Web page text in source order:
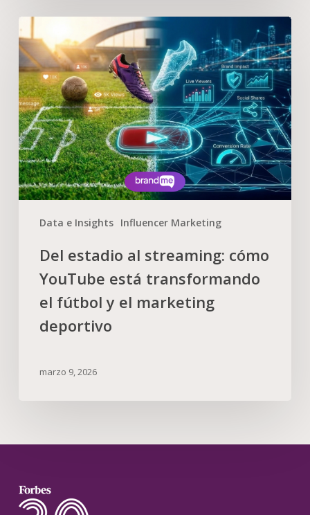
Data e Insights Influencer Marketing
Del estadio al streaming: cómo
YouTube está transformando
el fútbol y el marketing
deportivo
marzo 9, 2026